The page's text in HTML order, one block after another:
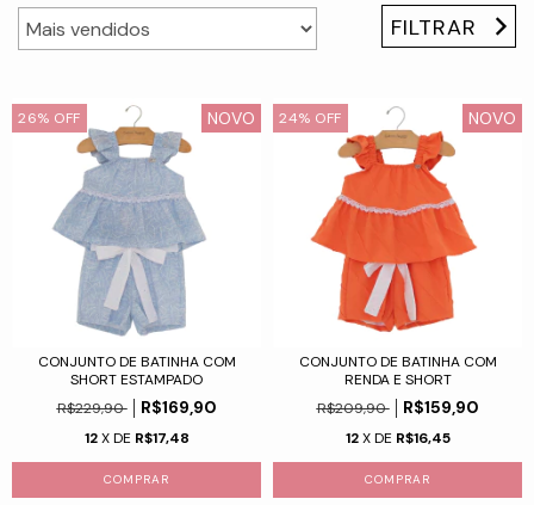
FILTRAR
26% OFF NOVO
CONJUNTO DE BATINHA COM
SHORT ESTAMPADO
R$229,90
R$169,90
12 X DE R$17,48
COMPRAR
24% OFF NOVO
CONJUNTO DE BATINHA COM
RENDA E SHORT
R$209,90
R$159,90
12 X DE R$16,45
COMPRAR